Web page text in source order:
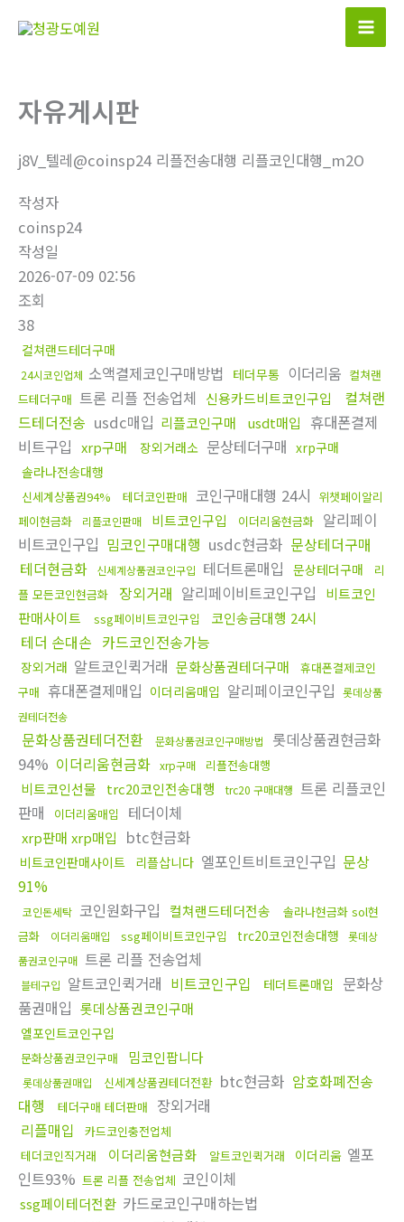
자유게시판
j8V_텔레@coinsp24 리플전송대행 리플코인대행_m2O
작성자
coinsp24
작성일
2026-07-09 02:56
조회
38
컬쳐랜드테더구매
24시코인업체 소액결제코인구매방법 테더무통 이더리움 컬쳐랜
드테더구매 트론 리플 전송업체 신용카드비트코인구입
컬쳐랜
드테더전송 usdc매입 리플코인구매 usdt매입
휴대폰결제
비트구입 xrp구매 장외거래소 문상테더구매 xrp구매
솔라나전송대행
신세계상품권94% 테더코인판매 코인구매대행 24시 위챗페이알리
페이현금화
리플코인판매 비트코인구입 이더리움현금화 알리페이
비트코인구입 밈코인구매대행 usdc현금화 문상테더구매
테더현금화
신세계상품권코인구입 테더트론매입 문상테더구매
리
플 모든코인현금화
장외거래 알리페이비트코인구입
비트코인
판매사이트
ssg페이비트코인구입 코인송금대행 24시
테더 손대손 카드코인전송가능
장외거래 알트코인퀵거래 문화상품권테더구매
휴대폰결제코인
구매 휴대폰결제매입 이더리움매입 알리페이코인구입 롯데상품
권테더전송
문화상품권테더전환 문화상품권코인구매방법
롯데상품권현금화
94% 이더리움현금화 xrp구매 리플전송대행
비트코인선물 trc20코인전송대행 trc20 구매대행 트론 리플코인
판매
이더리움매입 테더이체
xrp판매 xrp매입 btc현금화
비트코인판매사이트 리플삽니다 엘포인트비트코인구입 문상
91%
코인돈세탁 코인원화구입 컬쳐랜드테더전송
솔라나현금화 sol현
금화
이더리움매입 ssg페이비트코인구입 trc20코인전송대행
롯데상
품권코인구매 트론 리플 전송업체
블테구입 알트코인퀵거래 비트코인구입 테더트론매입
문화상
품권매입 롯데상품권코인구매
엘포인트코인구입
문화상품권코인구매 밈코인팝니다
롯데상품권매입 신세계상품권테더전환 btc현금화 암호화폐전송
대행
테더구매 테더판매
장외거래
리플매입
카드코인충전업체
테더코인직거래
이더리움현금화 알트코인퀵거래 이더리움 엘포
인트93% 트론 리플 전송업체 코인이체
ssg페이테더전환 카드로코인구매하는법